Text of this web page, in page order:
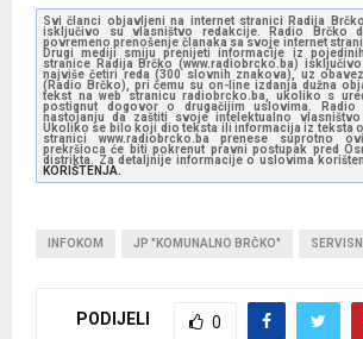
Svi članci objavljeni na internet stranici Radija
isključivo su vlasništvo redakcije. Radio Brčko
povremeno prenošenje članaka sa svoje internet
Drugi mediji smiju prenijeti informacije iz
stranice Radija Brčko (www.radiobrcko.ba)
najviše četiri reda (300 slovnih znakova), uz
(Radio Brčko), pri čemu su on-line izdanja dužna
tekst na web stranicu radiobrcko.ba, ukoliko s
postignut dogovor o drugačijim uslovima.
nastojanju da zaštiti svoje intelektualno
Ukoliko se bilo koji dio teksta ili informacija iz teksta
stranici www.radiobrcko.ba prenese suprotno
prekršioca će biti pokrenut pravni postupak pred
distrikta. Za detaljnije informacije o uslovima
KORIŠTENJA.
INFOKOM JP "KOMUNALNO BRČKO"
PODIJELI 0